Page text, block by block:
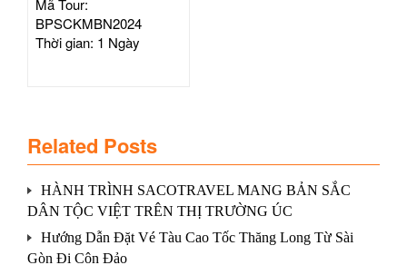
BPSCKMBN2024
Thời gian: 1 Ngày
Related Posts
HÀNH TRÌNH SACOTRAVEL MANG BẢN SẮC
DÂN TỘC VIỆT TRÊN THỊ TRƯỜNG ÚC
Hướng Dẫn Đặt Vé Tàu Cao Tốc Thăng Long Từ Sài
Gòn Đi Côn Đảo